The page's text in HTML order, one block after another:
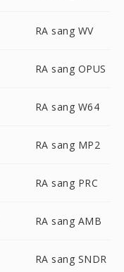
RA sang WV
RA sang OPUS
RA sang W64
RA sang MP2
RA sang PRC
RA sang AMB
RA sang SNDR